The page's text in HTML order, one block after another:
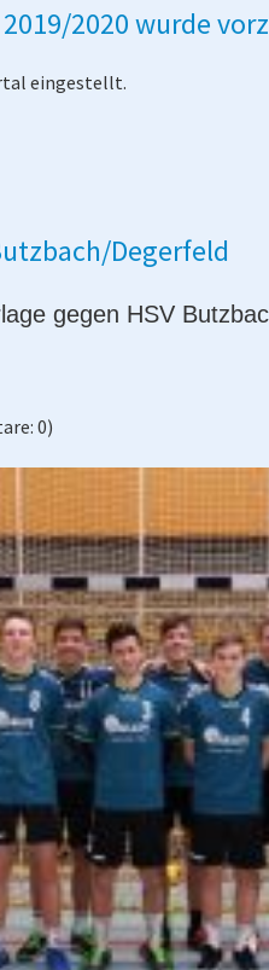
2020 wurde
eingestellt.
Degerfeld
gegen HSV
0)